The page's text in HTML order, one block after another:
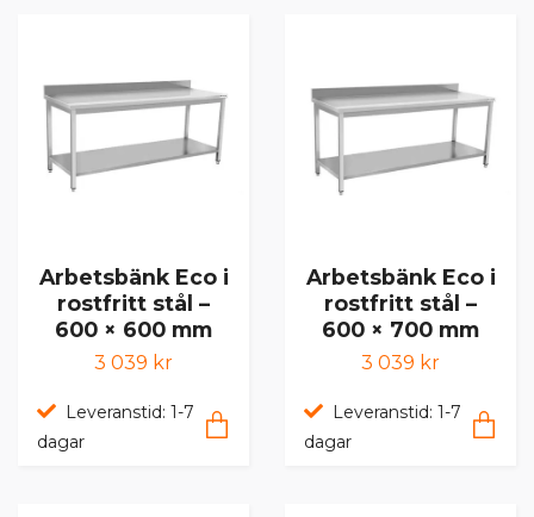
Arbetsbänk Eco i
rostfritt stål –
600 × 600 mm
3 039 kr
Leveranstid: 1-7
dagar
Arbetsbänk Eco i
rostfritt stål –
600 × 700 mm
3 039 kr
Leveranstid: 1-7
dagar